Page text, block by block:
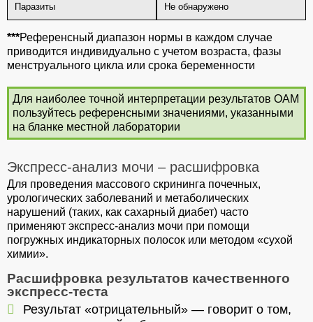
Паразиты Не обнаружено
***Референсный диапазон нормы в каждом случае
приводится индивидуально с учетом возраста, фазы
менструального цикла или срока беременности
Для наиболее точной интерпретации результатов ОАМ
пользуйтесь референсными значениями, указанными
на бланке местной лаборатории
Экспресс-анализ мочи – расшифровка
Для проведения массового скрининга почечных,
урологических заболеваний и метаболических
нарушений (таких, как сахарный диабет) часто
применяют экспресс-анализ мочи при помощи
погружных индикаторных полосок или методом «сухой
химии».
Расшифровка результатов качественного
экспресс-теста
Результат «отрицательный» — говорит о том,